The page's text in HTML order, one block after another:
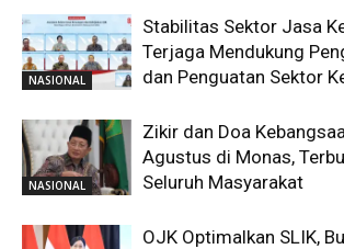
NASIONAL
Stabilitas Sektor Jasa
Terjaga Mendukung
dan Penguatan Sektor
NASIONAL
Zikir dan Doa
Agustus di Monas,
Seluruh Masyarakat
OJK Optimalkan SLIK,